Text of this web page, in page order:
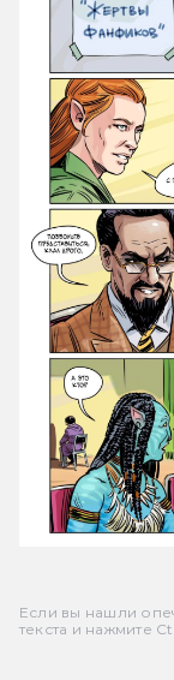
Если вы нашли
текста и нажмите